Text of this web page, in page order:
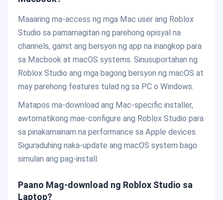
Maaaring ma-access ng mga Mac user ang Roblox
Studio sa pamamagitan ng parehong opisyal na
channels, gamit ang bersyon ng app na inangkop para
sa Macbook at macOS systems. Sinusuportahan ng
Roblox Studio ang mga bagong bersyon ng macOS at
may parehong features tulad ng sa PC o Windows.
Matapos ma-download ang Mac-specific installer,
awtomatikong mae-configure ang Roblox Studio para
sa pinakamainam na performance sa Apple devices.
Siguraduhing naka-update ang macOS system bago
simulan ang pag-install.
Paano Mag-download ng Roblox Studio sa
Laptop?